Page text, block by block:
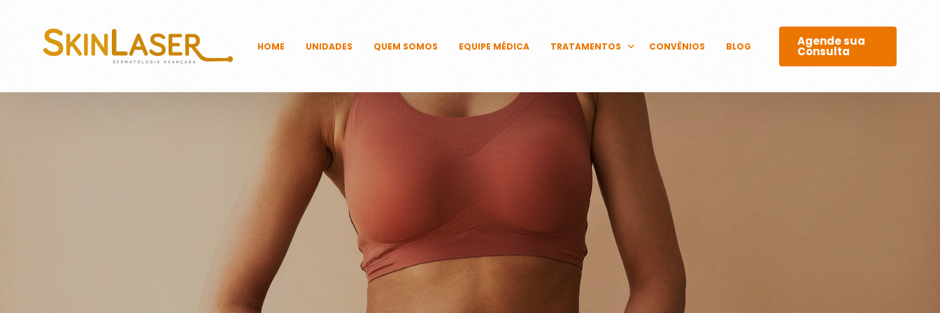
HOME UNIDADES QUEM SOMOS EQUIPE MÉDICA TRATAMENTOS
CAPILARES
CORPORAIS
DERMATOLÓGICOS
FACIAIS
ÍNTIMOS
UNHAS
TECNOLOGIAS E LASERS
CONVÊNIOS BLOG Agende sua
Consulta